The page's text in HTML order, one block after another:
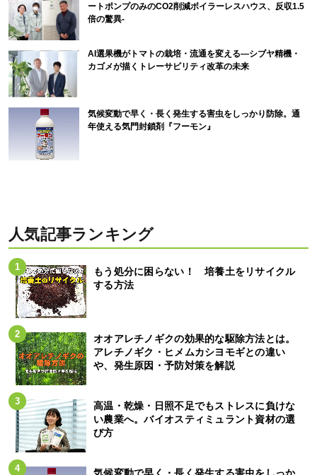
ートポンプのみのCO2削減ボイラーレスハウス、反収1.5
倍の驚異-
AI選果機がトマトの栽培・流通を変える―シブヤ精機・
カゴメが描くトレーサビリティ改革の未来
気候変動で早く・長く発生する害虫をしっかり防除。通
年使える気門封鎖剤『フーモン』
人気記事ランキング
もう処分に困らない！ 培養土をリサイクル
する方法
オオアレチノギクの効果的な駆除方法とは。
アレチノギク・ヒメムカシヨモギとの違い
や、発生原因・予防対策を解説
高温・乾燥・日照不足でもストレスに負けな
い農業へ。バイオスティミュラント資材の選
び方